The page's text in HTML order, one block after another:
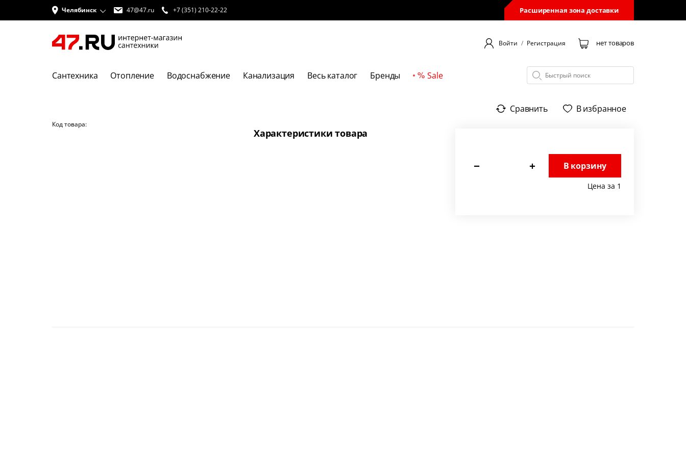
Челябинск 47@47.ru +7 (351) 210-22-22 Расширенная зона доставки
Войти / Регистрация нет товаров
Сантехника Отопление Водоснабжение Канализация Весь каталог Бренды Sale
Сравнить В избранное
Код товара:
Характеристики товара
− + В корзину
Цена за 1